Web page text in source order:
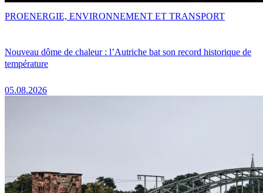
Nouveau dôme de chaleur : l’Autriche bat son record historique de
température
05.08.2026
PROENERGIE, ENVIRONNEMENT ET TRANSPORT